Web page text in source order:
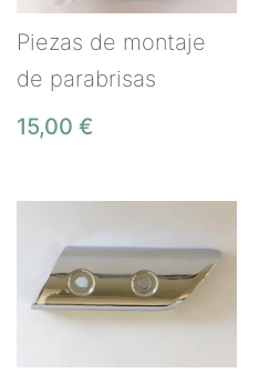
Piezas de montaje
de parabrisas
15,00 €